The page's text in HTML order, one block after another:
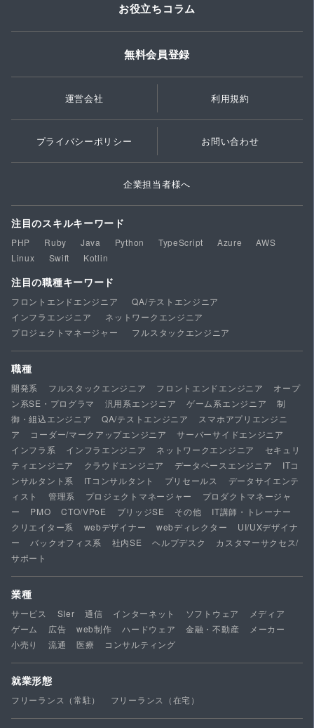
お役立ちコラム
無料会員登録
運営会社 利用規約
プライバシーポリシー お問い合わせ
企業担当者様へ
注目のスキルキーワード
PHP Ruby Java Python TypeScript Azure
AWS
Linux
Swift Kotlin
注目の職種キーワード
フロントエンドエンジニア
QA/テストエンジニア
インフラエンジニア
ネットワークエンジニア
プロジェクトマネージャー
フルスタックエンジニア
職種
開発系 フルスタックエンジニア フロントエンドエンジニア
オープ
ン系SE・プログラマ
汎用系エンジニア ゲーム系エンジニア
制
御・組込エンジニア
QA/テストエンジニア
スマホアプリエンジニ
ア
コーダー/マークアップエンジニア
サーバーサイドエンジニア
インフラ系
インフラエンジニア ネットワークエンジニア
セキュリ
ティエンジニア
クラウドエンジニア データベースエンジニア
ITコ
ンサルタント系
ITコンサルタント プリセールス
データサイエンテ
ィスト
管理系 プロジェクトマネージャー
プロダクトマネージャ
ー
PMO CTO/VPoE ブリッジSE その他
IT講師・トレーナー
クリエイター系
webデザイナー webディレクター
UI/UXデザイナ
ー
バックオフィス系 社内SE ヘルプデスク
カスタマーサクセス/
サポート
業種
サービス SIer 通信 インターネット ソフトウェア
メディア
ゲーム
広告 web制作 ハードウェア 金融・不動産
メーカー
小売り
流通 医療 コンサルティング
就業形態
フリーランス（常駐） フリーランス（在宅）